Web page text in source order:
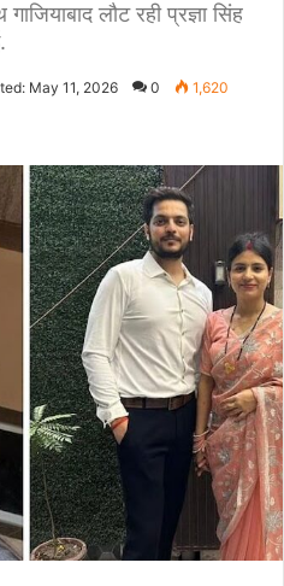
लौट रही प्रज्ञा सिंह
May 11, 2026 0 1,620